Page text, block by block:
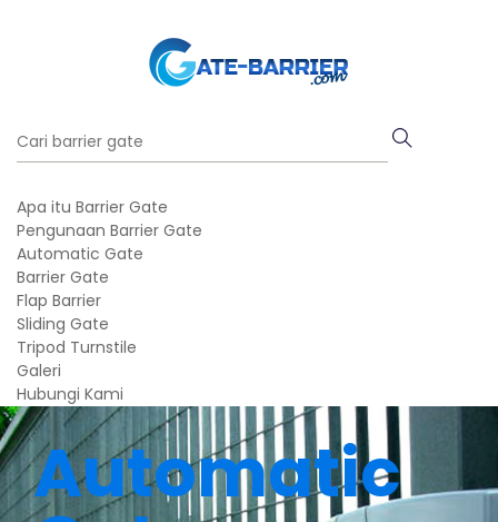
Apa itu Barrier Gate
Pengunaan Barrier Gate
Automatic Gate
Barrier Gate
Flap Barrier
Sliding Gate
Tripod Turnstile
Galeri
Hubungi Kami
Automatic